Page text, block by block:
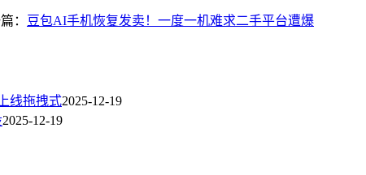
： 豆包AI手机恢复发卖！一度一机难求二手平台遭爆
线拖拽式2025-12-19
2025-12-19